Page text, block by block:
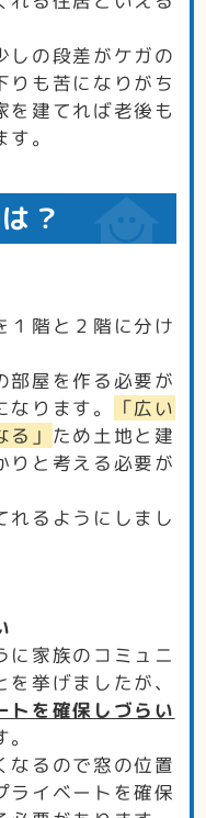
しの段差がケガの
りも苦になりがち
を建てれば老後も
。
？
１階と２階に分け
部屋を作る必要が
ります。
「広い
」 ため土地と建
りと考える必要が
れるようにしまし
に家族のコミュニ
挙げましたが、
トを確保しづらい
なるので窓の位置
ライベートを確保